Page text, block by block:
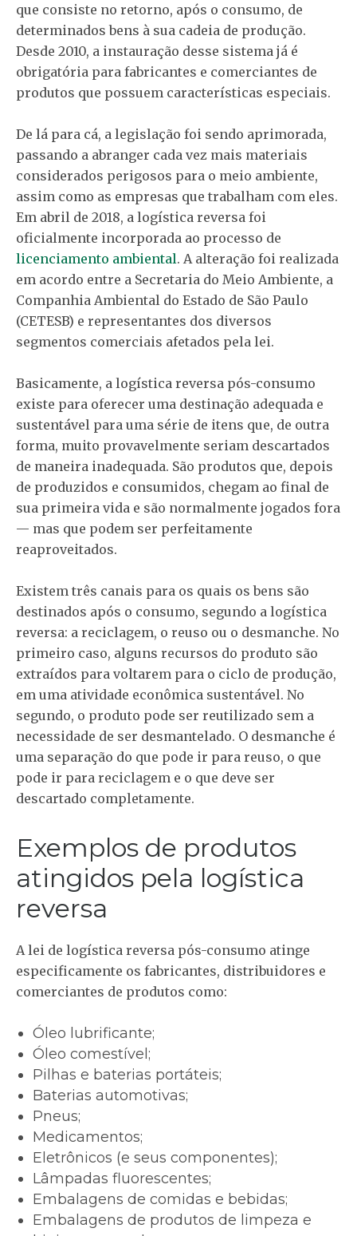
que consiste no retorno, após o consumo, de
determinados bens à sua cadeia de produção.
Desde 2010, a instauração desse sistema já é
obrigatória para fabricantes e comerciantes de
produtos que possuem características especiais.
De lá para cá, a legislação foi sendo aprimorada,
passando a abranger cada vez mais materiais
considerados perigosos para o meio ambiente,
assim como as empresas que trabalham com eles.
Em abril de 2018, a logística reversa foi
oficialmente incorporada ao processo de
licenciamento ambiental. A alteração foi realizada
em acordo entre a Secretaria do Meio Ambiente, a
Companhia Ambiental do Estado de São Paulo
(CETESB) e representantes dos diversos
segmentos comerciais afetados pela lei.
Basicamente, a logística reversa pós-consumo
existe para oferecer uma destinação adequada e
sustentável para uma série de itens que, de outra
forma, muito provavelmente seriam descartados
de maneira inadequada. São produtos que, depois
de produzidos e consumidos, chegam ao final de
sua primeira vida e são normalmente jogados fora
— mas que podem ser perfeitamente
reaproveitados.
Existem três canais para os quais os bens são
destinados após o consumo, segundo a logística
reversa: a reciclagem, o reuso ou o desmanche. No
primeiro caso, alguns recursos do produto são
extraídos para voltarem para o ciclo de produção,
em uma atividade econômica sustentável. No
segundo, o produto pode ser reutilizado sem a
necessidade de ser desmantelado. O desmanche é
uma separação do que pode ir para reuso, o que
pode ir para reciclagem e o que deve ser
descartado completamente.
Exemplos de produtos
atingidos pela logística
reversa
A lei de logística reversa pós-consumo atinge
especificamente os fabricantes, distribuidores e
comerciantes de produtos como:
Óleo lubrificante;
Óleo comestível;
Pilhas e baterias portáteis;
Baterias automotivas;
Pneus;
Medicamentos;
Eletrônicos (e seus componentes);
Lâmpadas fluorescentes;
Embalagens de comidas e bebidas;
Embalagens de produtos de limpeza e